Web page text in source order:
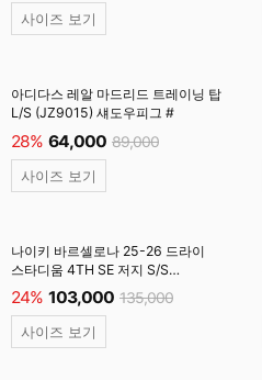
사이즈 보기
아디다스 레알 마드리드 트레이닝 탑
L/S (JZ9015) 섀도우피그 #
28% 64,000 89,000
사이즈 보기
나이키 바르셀로나 25-26 드라이
스타디움 4TH SE 저지 S/S
(FZ1304-432) 짐블루 #
24% 103,000 135,000
사이즈 보기